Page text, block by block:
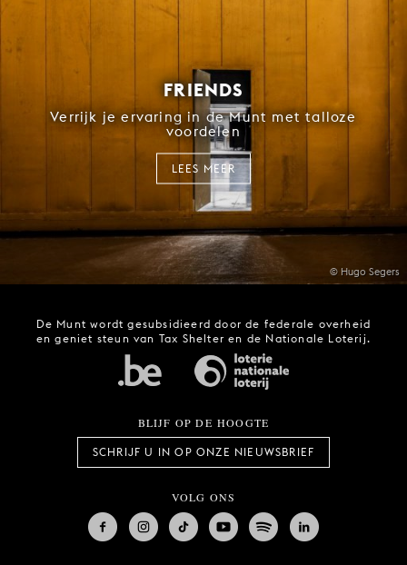
© Hugo Segers
FRIENDS
Verrijk je ervaring in de Munt met talloze
voordelen
LEES MEER
De Munt wordt gesubsidieerd door de federale overheid
en geniet steun van Tax Shelter en de Nationale Loterij.
BLIJF OP DE HOOGTE
SCHRIJF U IN OP ONZE NIEUWSBRIEF
VOLG ONS